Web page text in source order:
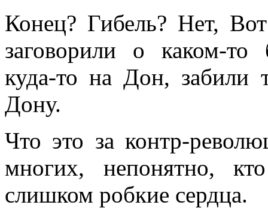
Конец? Гибель? Нет,
заговорили о каком-
куда-то на Дон, забили
Дону.
Что это за контр-
многих, непонятно,
слишком робкие сердца.